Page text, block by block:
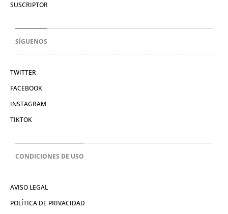
SUSCRIPTOR
SÍGUENOS
TWITTER
FACEBOOK
INSTAGRAM
TIKTOK
CONDICIONES DE USO
AVISO LEGAL
POLÍTICA DE PRIVACIDAD